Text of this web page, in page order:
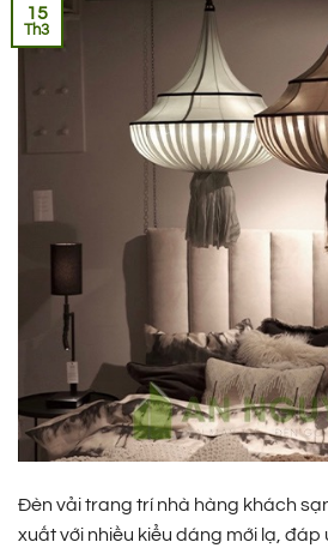
15
Th3
Đèn vải trang trí nhà hàng khách
xuất với nhiều kiểu dáng mới lạ, đáp